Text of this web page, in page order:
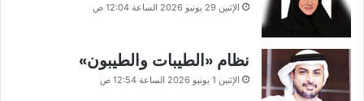
الإثنين 29 يونيو 2026 الساعة 12:04 ص
نظام «الطيبات والطيبون»
الإثنين 1 يونيو 2026 الساعة 12:54 ص